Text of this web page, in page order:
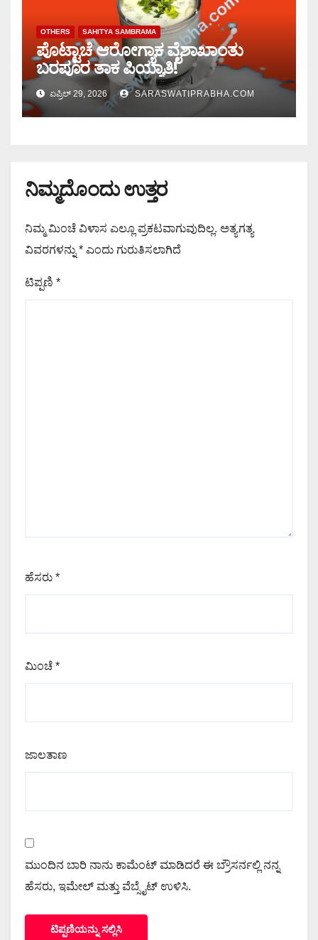
OTHERS SAHITYA SAMBRAMA
ಪೊಟ್ಟಾಚೆ ಆರೋಗ್ಯಾಕ ವೈಶಾಖಾಂತು
ಬರಪೂರ ತಾಕ ಪಿಯ್ಯಾತಿ!
ಏಪ್ರಿಲ್ 29, 2026 SARASWATIPRABHA.COM
ನಿಮ್ಮದೊಂದು ಉತ್ತರ
ನಿಮ್ಮ ಮಿಂಚೆ ವಿಳಾಸ ಎಲ್ಲೂ ಪ್ರಕಟವಾಗುವುದಿಲ್ಲ. ಅತ್ಯಗತ್ಯ
ವಿವರಗಳನ್ನು * ಎಂದು ಗುರುತಿಸಲಾಗಿದೆ
ಟಿಪ್ಪಣಿ *
ಹೆಸರು *
ಮಿಂಚೆ *
ಜಾಲತಾಣ
ಮುಂದಿನ ಬಾರಿ ನಾನು ಕಾಮೆಂಟ್ ಮಾಡಿದರೆ ಈ ಬ್ರೌಸರ್ನಲ್ಲಿ ನನ್ನ
ಹೆಸರು, ಇಮೇಲ್ ಮತ್ತು ವೆಬ್ಸೈಟ್ ಉಳಿಸಿ.